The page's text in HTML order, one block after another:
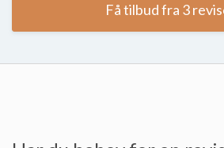
Få tilbud fra 3